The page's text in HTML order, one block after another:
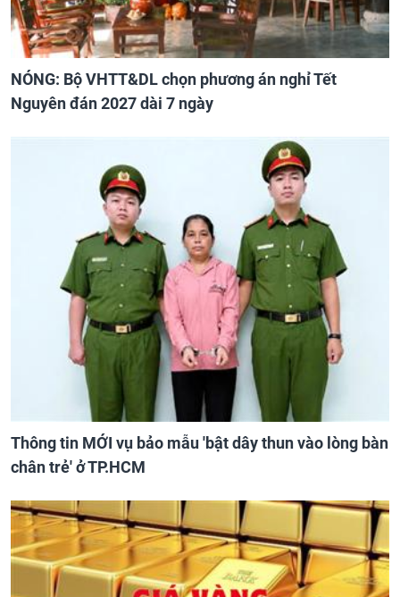
NÓNG: Bộ VHTT&DL chọn phương án nghỉ Tết
Nguyên đán 2027 dài 7 ngày
Thông tin MỚI vụ bảo mẫu 'bật dây thun vào lòng bàn
chân trẻ' ở TP.HCM